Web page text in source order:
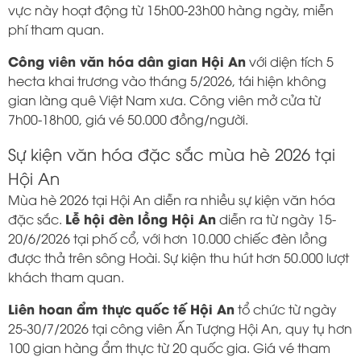
vực này hoạt động từ 15h00-23h00 hàng ngày, miễn
phí tham quan.
Công viên văn hóa dân gian Hội Anvới diện tích 5
hecta khai trương vào tháng 5/2026, tái hiện không
gian làng quê Việt Nam xưa. Công viên mở cửa từ
7h00-18h00, giá vé 50.000 đồng/người.
Sự kiện văn hóa đặc sắc mùa hè 2026 tại
Hội An
Mùa hè 2026 tại Hội An diễn ra nhiều sự kiện văn hóa
đặc sắc. Lễ hội đèn lồng Hội Andiễn ra từ ngày 15-
20/6/2026 tại phố cổ, với hơn 10.000 chiếc đèn lồng
được thả trên sông Hoài. Sự kiện thu hút hơn 50.000 lượt
khách tham quan.
Liên hoan ẩm thực quốc tế Hội Antổ chức từ ngày
25-30/7/2026 tại công viên Ấn Tượng Hội An, quy tụ hơn
100 gian hàng ẩm thực từ 20 quốc gia. Giá vé tham